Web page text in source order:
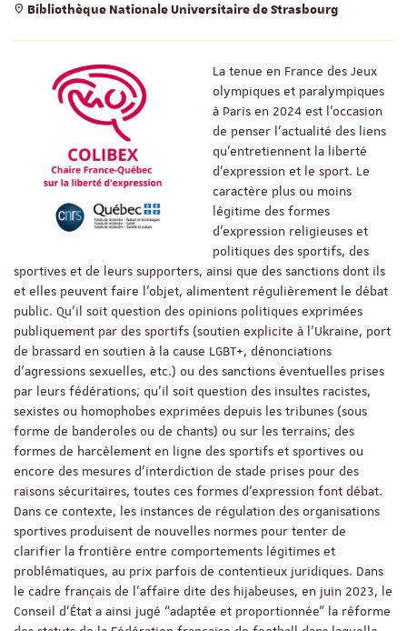
Bibliothèque Nationale Universitaire de Strasbourg
La tenue en France des Jeux
olympiques et paralympiques
à Paris en 2024 est l’occasion
de penser l'actualité des liens
qu’entretiennent la liberté
d’expression et le sport. Le
caractère plus ou moins
légitime des formes
d’expression religieuses et
politiques des sportifs, des
sportives et de leurs supporters, ainsi que des sanctions dont ils
et elles peuvent faire l’objet, alimentent régulièrement le débat
public. Qu’il soit question des opinions politiques exprimées
publiquement par des sportifs (soutien explicite à l’Ukraine, port
de brassard en soutien à la cause LGBT+, dénonciations
d’agressions sexuelles, etc.) ou des sanctions éventuelles prises
par leurs fédérations; qu’il soit question des insultes racistes,
sexistes ou homophobes exprimées depuis les tribunes (sous
forme de banderoles ou de chants) ou sur les terrains; des
formes de harcèlement en ligne des sportifs et sportives ou
encore des mesures d’interdiction de stade prises pour des
raisons sécuritaires, toutes ces formes d’expression font débat.
Dans ce contexte, les instances de régulation des organisations
sportives produisent de nouvelles normes pour tenter de
clarifier la frontière entre comportements légitimes et
problématiques, au prix parfois de contentieux juridiques. Dans
le cadre français de l’affaire dite des hijabeuses, en juin 2023, le
Conseil d’État a ainsi jugé “adaptée et proportionnée” la réforme